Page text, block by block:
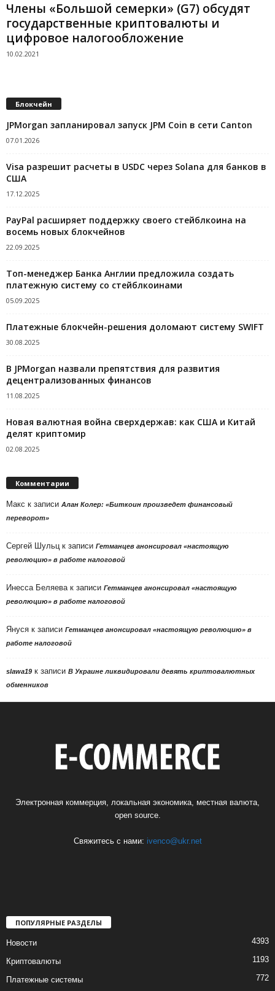
Члены «Большой семерки» (G7) обсудят
государственные криптовалюты и
цифровое налогообложение
10.02.2021
Блокчейн
JPMorgan запланировал запуск JPM Coin в сети Canton
07.01.2026
Visa разрешит расчеты в USDC через Solana для банков в
США
17.12.2025
PayPal расширяет поддержку своего стейблкоина на
восемь новых блокчейнов
22.09.2025
Топ-менеджер Банка Англии предложила создать
платежную систему со стейблкоинами
05.09.2025
Платежные блокчейн-решения доломают систему SWIFT
30.08.2025
В JPMorgan назвали препятствия для развития
децентрализованных финансов
11.08.2025
Новая валютная война сверхдержав: как США и Китай
делят криптомир
02.08.2025
Комментарии
Макс к записи Алан Колер: «Биткоин произведет финансовый
переворот»
Сергей Шульцк записи Гетманцев анонсировал «настоящую
революцию» в работе налоговой
Инесса Беляевак записи Гетманцев анонсировал «настоящую
революцию» в работе налоговой
Януся к записи Гетманцев анонсировал «настоящую революцию» в
работе налоговой
slawa19 к записи В Украине ликвидировали девять криптовалютных
обменников
Электронная коммерция, локальная экономика, местная валюта,
open source.
Свяжитесь с нами: ivenco@ukr.net
ПОПУЛЯРНЫЕ РАЗДЕЛЫ
Новости 4393
Криптовалюты 1193
Платежные системы 772